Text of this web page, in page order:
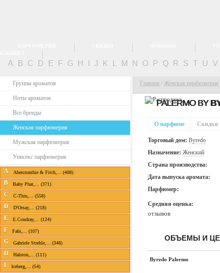
A B C D E F G H J K M N O P Q R S T U V
Группы ароматов
Ноты ароматов
Все бренды
Женская парфюмерия
Мужская парфюмерия
Унисекс парфюмерия
A Abercrombie & Fitch,... (408)
B Baby Phat,... (371)
C C-Thru,... (558)
D D'Orsay,... (218)
E E.Coudray,... (124)
F Fabi,... (107)
G Gabriele Strehle,... (348)
H Halston,... (111)
I Iceberg,... (54)
Главная / Женская парфюмерия
PALERMO BY
О парфюме
Торговый дом: Byredo
Назначение: Женский
Страна производства:
Дата выпуска аромата:
Парфюмер:
Средняя оценка:
отзывов
Скидки
ОБЪЕМЫ И
Byredo Palermo